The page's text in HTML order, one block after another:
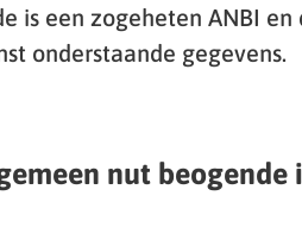
is een zogeheten ANBI
onderstaande gegevens.
nut beogende